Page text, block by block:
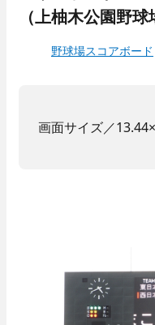
（上柚木公園野球
野球場スコアボード
画面サイズ／